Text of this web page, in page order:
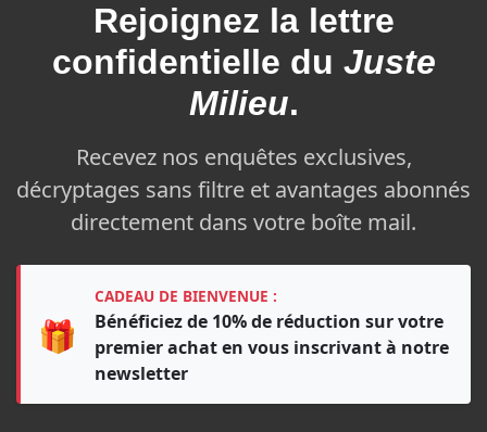
Rejoignez la lettre
confidentielle du Juste
Milieu.
Recevez nos enquêtes exclusives,
décryptages sans filtre et avantages abonnés
directement dans votre boîte mail.
🎁
CADEAU DE BIENVENUE :
Bénéficiez de 10% de réduction sur votre
premier achat en vous inscrivant à notre
newsletter